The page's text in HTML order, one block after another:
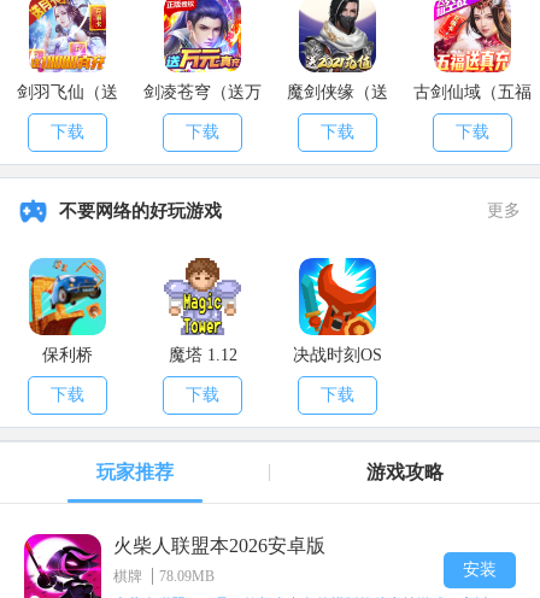
(触摸次数为10次)
@重点:开献祭图腾试炼石一定要给高等级的玩家来开启，品质爆
率会大大提升7，神兽图腾:神兽图腾有两种，一种是可以直接触摸的
一种是需要巨兽试炼石献祭的(献祭的有几率召唤出应龙与狌狌“猩猩
4，
巨兽试炼石:用于神兽图腾可召唤出百年千年万年级boss和围狩图
里的神兽(刷高等狩猎图腾献祭奖励几率掉落)”等)。
剑羽飞仙（送
10000真充）
下载
剑凌苍穹（送万
元真充）
下载
魔剑侠缘（送
2021充值）
下载
古剑仙域（五福
送真充）
下载
不要网络的好玩游戏 更多
保利桥
下载
魔塔 1.12
下载
决战时刻OS
下载
玩家推荐 游戏攻略
火柴人联盟本2026安卓版
棋牌
78.09MB
安装